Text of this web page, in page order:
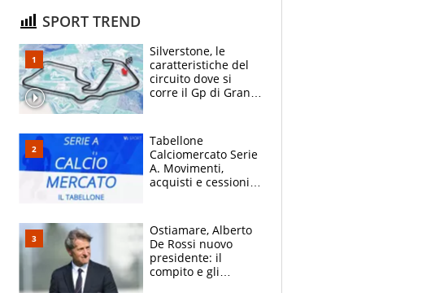
SPORT TREND
Silverstone, le
caratteristiche del
circuito dove si
corre il Gp di Gran
Tabellone
Calciomercato Serie
A. Movimenti,
acquisti e cessioni:
Ostiamare, Alberto
De Rossi nuovo
presidente: il
compito e gli